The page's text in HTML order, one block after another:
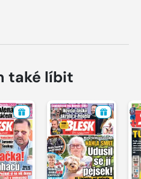
také líbit